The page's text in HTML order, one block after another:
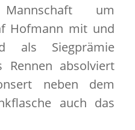
um
Hofmann mit und
als Siegprämie
Rennen absolviert
neben dem
auch das